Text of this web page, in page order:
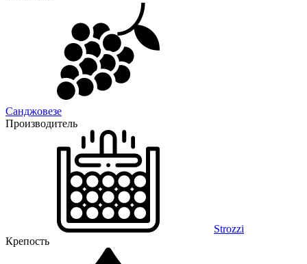
Санджовезе
Производитель
Strozzi
Крепость